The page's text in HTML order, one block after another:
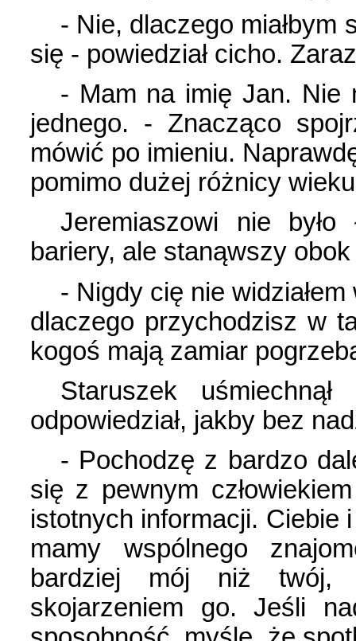
- Nie, dlaczego
się - powiedział cicho.
- Mam na imię Jan. Nie
jednego. - Znacząco
mówić po imieniu.
pomimo dużej różnicy
Jeremiaszowi nie
bariery, ale stanąwszy
- Nigdy cię nie
dlaczego przychodzisz w
kogoś mają zamiar
Staruszek
odpowiedział, jakby bez
- Pochodzę z bardzo
się z pewnym
istotnych informacji. Ciebie
mamy wspólnego
bardziej mój niż twój,
skojarzeniem go. Jeśli